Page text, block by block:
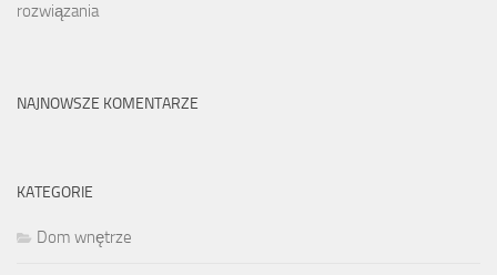
rozwiązania
NAJNOWSZE KOMENTARZE
KATEGORIE
Dom wnętrze